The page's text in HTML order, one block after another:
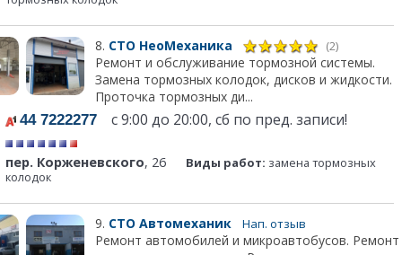
8. СТО НеоМеханика (2)
Ремонт и обслуживание тормозной системы.
Замена тормозных колодок, дисков и жидкости.
Проточка тормозных ди...
44 7222277 с 9:00 до 20:00, сб по пред. записи!
пер. Корженевского, 26 Виды работ: замена тормозных
колодок
9. СТО Автомеханик Нап. отзыв
Ремонт автомобилей и микроавтобусов. Ремонт